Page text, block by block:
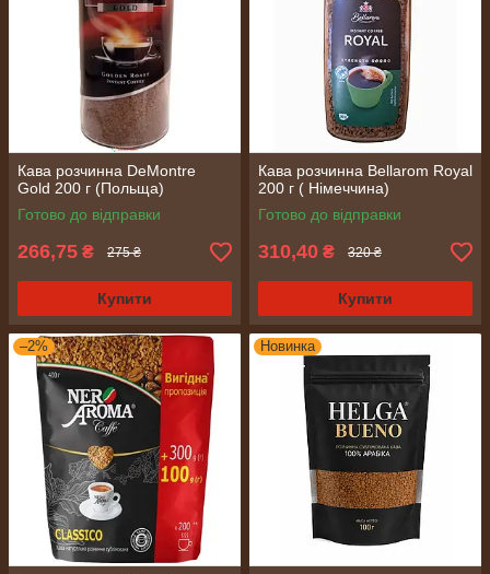
Кава розчинна DeMontre
Gold 200 г (Польща)
Готово до відправки
266,75 ₴ 275 ₴
Купити
Кава розчинна Bellarom Royal
200 г ( Німеччина)
Готово до відправки
310,40 ₴ 320 ₴
Купити
–2% Новинка